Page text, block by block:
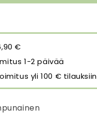
€
1-2 päivää
yli 100 € tilauksiin